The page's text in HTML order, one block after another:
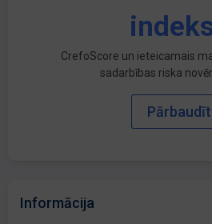
CrefoScore un ieteicamais
sadarbības riska
Pārbaudīt
Informācija